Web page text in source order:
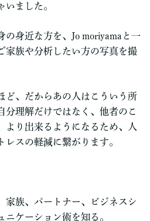
いました。
の身近な方を、Jo moriyamaと一
家族や分析したい方の写真を撮
ど、だからあの人はこういう所
分理解だけではなく、他者のこ
より出来るようになるため、人
レスの軽減に繋がります。
族、パートナー、ビジネスシ
ニケーション術を知る 。